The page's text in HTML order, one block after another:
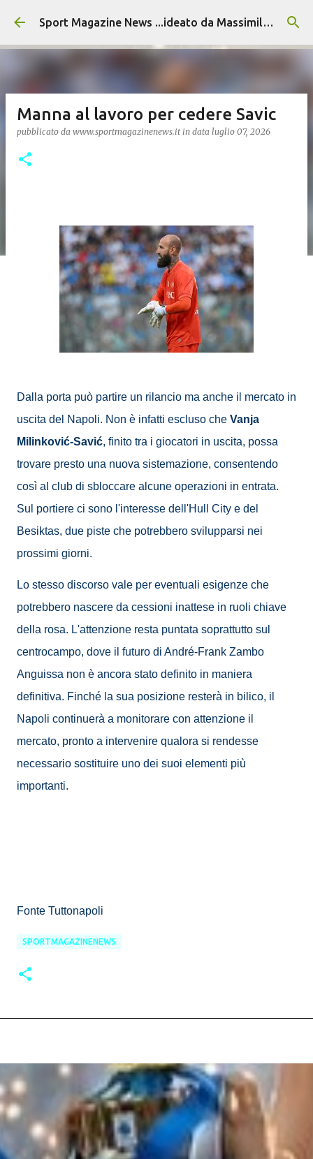
Passa ai contenuti principali Sport Magazine News ...ideato da Massimiliano Alvino
Manna al lavoro per cedere Savic
pubblicato da www.sportmagazinenews.it in data luglio 07, 2026
Dalla porta può partire un rilancio ma anche il mercato in
uscita del Napoli. Non è infatti escluso che Vanja
Milinković-Savić, finito tra i giocatori in uscita, possa
trovare presto una nuova sistemazione, consentendo
così al club di sbloccare alcune operazioni in entrata.
Sul portiere ci sono l'interesse dell'Hull City e del
Besiktas, due piste che potrebbero svilupparsi nei
prossimi giorni.
Lo stesso discorso vale per eventuali esigenze che
potrebbero nascere da cessioni inattese in ruoli chiave
della rosa. L'attenzione resta puntata soprattutto sul
centrocampo, dove il futuro di André-Frank Zambo
Anguissa non è ancora stato definito in maniera
definitiva. Finché la sua posizione resterà in bilico, il
Napoli continuerà a monitorare con attenzione il
mercato, pronto a intervenire qualora si rendesse
necessario sostituire uno dei suoi elementi più
importanti.
Fonte Tuttonapoli
SPORTMAGAZINENEWS